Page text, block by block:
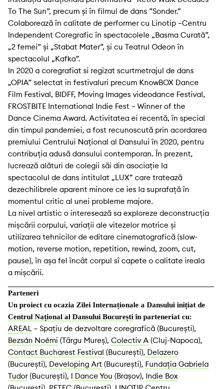
To The Sun”, precum și în filmul de dans ”Sonder.”
Colaborează în calitate de performer cu Linotip –Centru
Independent Coregrafic în spectacolele „Basma Curată”,
„2 femei” și „Stabat Mater”, și cu Teatrul Odeon în
spectacolul „Kafka”.
In 2020 a coregrafiat si regizat scurtmetrajul de dans
„OPIA” selectat in festivaluri precum KnowBOX Dance
Film Festival, BIDFF, Moving Images videodance Festival,
FROSTBITE International Indie Fest – Winner of the
Dance Cinema Award. Activitatea ei recentă, în special
din timpul pandemiei, a fost recunoscută prin acordarea
premiului Centrului Național al Dansului în 2020, pentru
contribuția adusă dansului contemporan. În prezent,
lucrează alături de colegii săi din asociație la
spectacolul de dans intitulat „LUX” care tratează
dezechilibrele aparent minore ce ies la suprafață în
momentul critic al unei probleme majore.
La nivel artistic o interesează sa exploreze deconstrucția
mișcării corpului, variații ale vitezelor motrice și
utilizarea tehnicilor de editare cinematografică (slow-
motion, reverse motion, repetition, rewind, zoom, cut,
pause), în așa fel încât corpul sî capete o calitate ireala
a mișcării.
Parteneri
Un proiect cu ocazia Zilei Internaționale a Dansului inițiat de
Centrul Național al Dansului București în parteneriat cu:
AREAL – Spațiu de dezvoltare coregrafică (București),
Bezsán Noémi (Târgu Mureș), Colectiv A (Cluj-Napoca),
Contact Bucharest Festival (București), Delazero
(București), Developing Art (București), Fundația Gabriela
Tudor(București), I Dance You (Brașov), Indie Box